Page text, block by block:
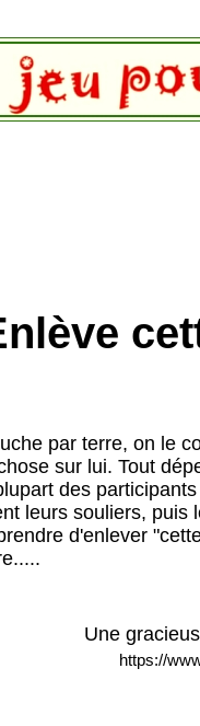
par terre, on le
sur lui. Tout
des
leurs souliers,
d'enlever
Une
https://